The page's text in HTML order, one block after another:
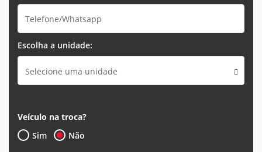
Escolha a unidade:
Selecione uma unidade
Veículo na troca?
Sim
Não